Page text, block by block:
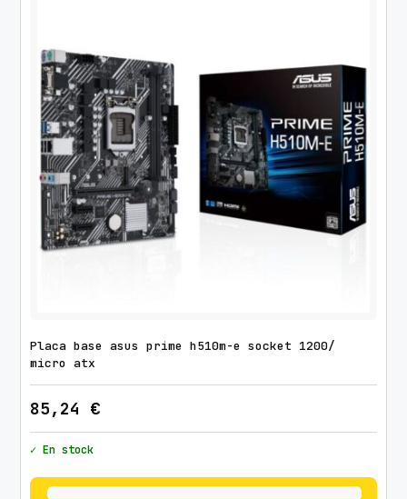
Placa base asus prime h510m-e socket 1200/
micro atx
85,24 €
✓ En stock